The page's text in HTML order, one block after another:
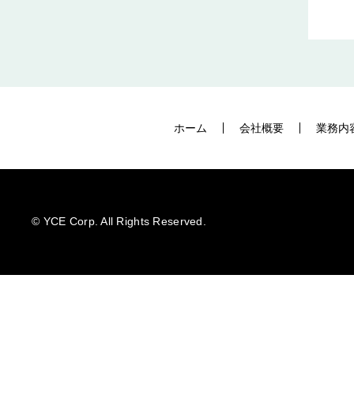
ホーム 会社概要 業務内
©️ YCE Corp. All Rights Reserved.